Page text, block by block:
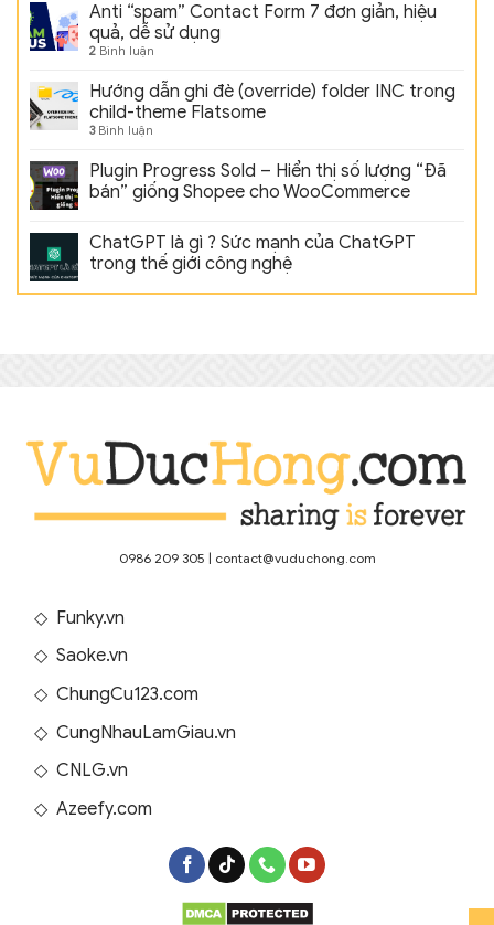
Anti “spam” Contact Form 7 đơn giản, hiệu
quả, dễ sử dụng
2 Bình luận
Hướng dẫn ghi đè (override) folder INC trong
child-theme Flatsome
3Bình luận
Plugin Progress Sold – Hiển thị số lượng “Đã
bán” giống Shopee cho WooCommerce
ChatGPT là gì ? Sức mạnh của ChatGPT
trong thế giới công nghệ
0986 209 305 | contact@vuduchong.com
◇ Funky.vn
◇ Saoke.vn
◇ ChungCu123.com
◇ CungNhauLamGiau.vn
◇ CNLG.vn
◇ Azeefy.com